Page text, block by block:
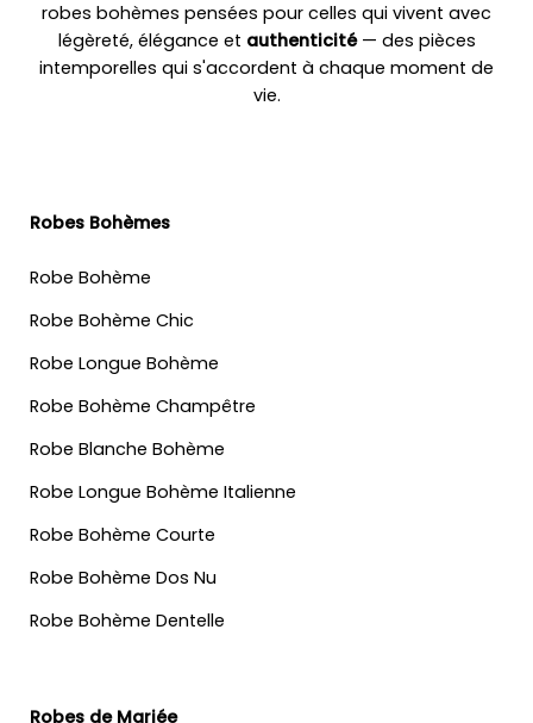
robes bohèmes pensées pour celles qui vivent avec
légèreté, élégance et authenticité— des pièces
intemporelles qui s'accordent à chaque moment de
vie.
Robes Bohèmes
Robe Bohème
Robe Bohème Chic
Robe Longue Bohème
Robe Bohème Champêtre
Robe Blanche Bohème
Robe Longue Bohème Italienne
Robe Bohème Courte
Robe Bohème Dos Nu
Robe Bohème Dentelle
Robes de Mariée